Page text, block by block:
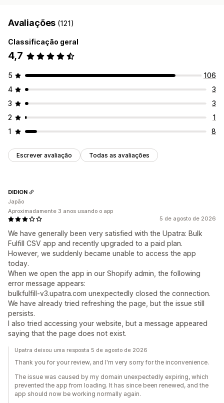
Avaliações (121)
Classificação geral
4,7
5
106
4
3
3
3
2
1
1
8
Escrever avaliação Todas as avaliações
5 de agosto de 2026
We have generally been very satisfied with the Upatra: Bulk
Fulfill CSV app and recently upgraded to a paid plan.
However, we suddenly became unable to access the app
today.
When we open the app in our Shopify admin, the following
error message appears:
bulkfulfill-v3.upatra.com unexpectedly closed the connection.
We have already tried refreshing the page, but the issue still
persists.
I also tried accessing your website, but a message appeared
saying that the page does not exist.
DIDION
Japão
Aproximadamente 3 anos usando o app
Upatra deixou uma resposta 5 de agosto de 2026
Thank you for your review, and I'm very sorry for the inconvenience.
The issue was caused by my domain unexpectedly expiring, which
prevented the app from loading. It has since been renewed, and the
app should now be working normally again.